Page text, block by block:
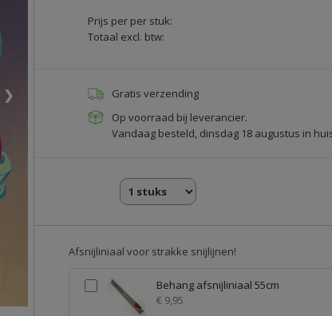
❯
Prijs per per stuk:
Totaal excl. btw:
Gratis verzending
Op voorraad bij leverancier.
Vandaag besteld, dinsdag 18 augustus in
Afsnijliniaal voor strakke snijlijnen!
Behang afsnijliniaal 55cm
€ 9,95